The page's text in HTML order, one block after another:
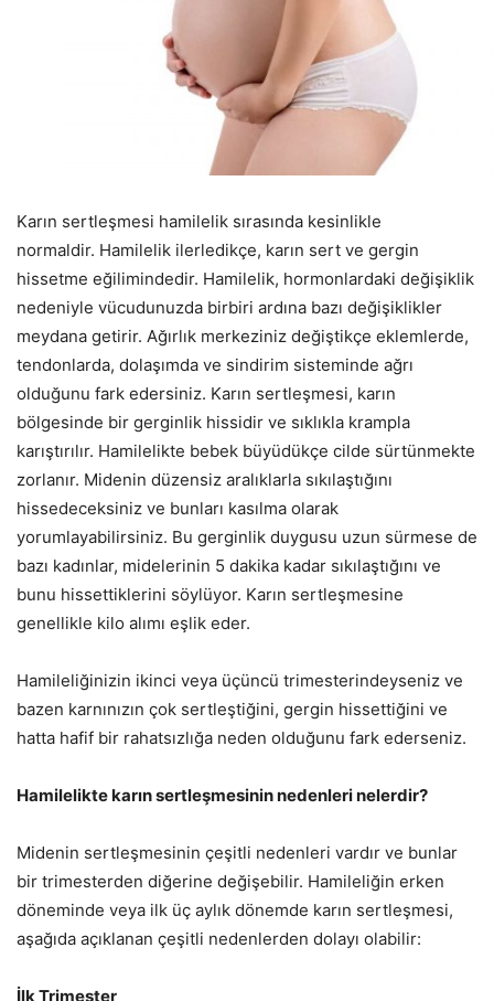
Karın sertleşmesi hamilelik sırasında kesinlikle
normaldir. Hamilelik ilerledikçe, karın sert ve gergin
hissetme eğilimindedir. Hamilelik, hormonlardaki değişiklik
nedeniyle vücudunuzda birbiri ardına bazı değişiklikler
meydana getirir. Ağırlık merkeziniz değiştikçe eklemlerde,
tendonlarda, dolaşımda ve sindirim sisteminde ağrı
olduğunu fark edersiniz. Karın sertleşmesi, karın
bölgesinde bir gerginlik hissidir ve sıklıkla krampla
karıştırılır. Hamilelikte bebek büyüdükçe cilde sürtünmekte
zorlanır. Midenin düzensiz aralıklarla sıkılaştığını
hissedeceksiniz ve bunları kasılma olarak
yorumlayabilirsiniz. Bu gerginlik duygusu uzun sürmese de
bazı kadınlar, midelerinin 5 dakika kadar sıkılaştığını ve
bunu hissettiklerini söylüyor. Karın sertleşmesine
genellikle kilo alımı eşlik eder.
Hamileliğinizin ikinci veya üçüncü trimesterindeyseniz ve
bazen karnınızın çok sertleştiğini, gergin hissettiğini ve
hatta hafif bir rahatsızlığa neden olduğunu fark ederseniz.
Hamilelikte karın sertleşmesinin nedenleri nelerdir?
Midenin sertleşmesinin çeşitli nedenleri vardır ve bunlar
bir trimesterden diğerine değişebilir. Hamileliğin erken
döneminde veya ilk üç aylık dönemde karın sertleşmesi,
aşağıda açıklanan çeşitli nedenlerden dolayı olabilir:
İlk Trimester